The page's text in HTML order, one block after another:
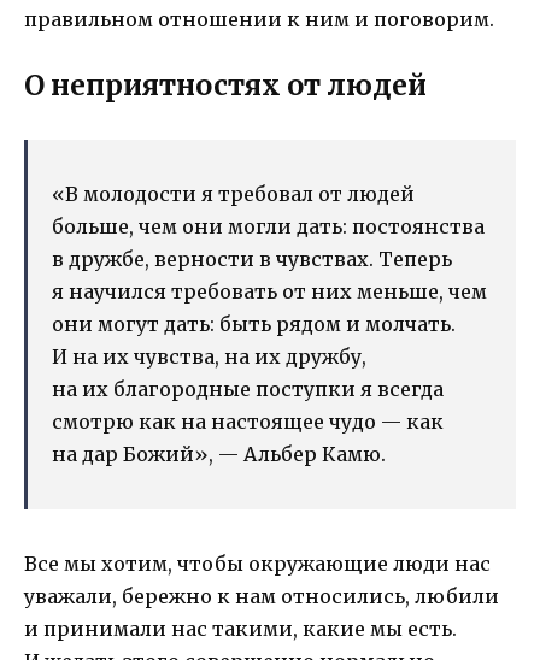
правильном отношении к ним и поговорим.
О неприятностях от людей
«В молодости я требовал от людей
больше, чем они могли дать: постоянства
в дружбе, верности в чувствах. Теперь
я научился требовать от них меньше, чем
они могут дать: быть рядом и молчать.
И на их чувства, на их дружбу,
на их благородные поступки я всегда
смотрю как на настоящее чудо — как
на дар Божий», — Альбер Камю.
Все мы хотим, чтобы окружающие люди нас
уважали, бережно к нам относились, любили
и принимали нас такими, какие мы есть.